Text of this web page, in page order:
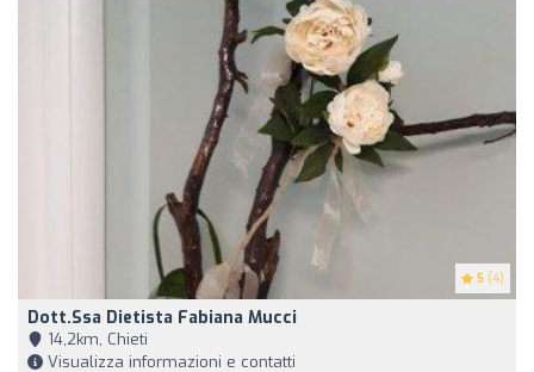
5 (4)
Dott.ssa Dietista Fabiana Mucci
14,2km, Chieti
Visualizza informazioni e contatti